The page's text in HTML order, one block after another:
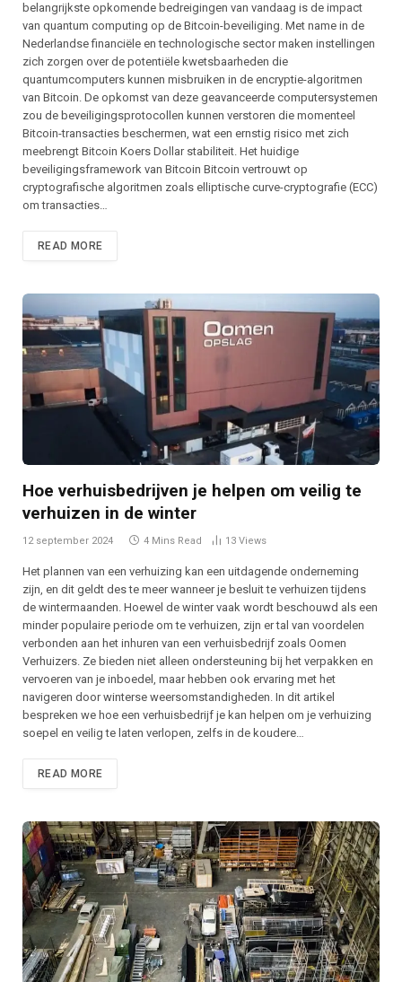
belangrijkste opkomende bedreigingen van vandaag is de impact
van quantum computing op de Bitcoin-beveiliging. Met name in de
Nederlandse financiële en technologische sector maken instellingen
zich zorgen over de potentiële kwetsbaarheden die
quantumcomputers kunnen misbruiken in de encryptie-algoritmen
van Bitcoin. De opkomst van deze geavanceerde computersystemen
zou de beveiligingsprotocollen kunnen verstoren die momenteel
Bitcoin-transacties beschermen, wat een ernstig risico met zich
meebrengt Bitcoin Koers Dollar stabiliteit. Het huidige
beveiligingsframework van Bitcoin Bitcoin vertrouwt op
cryptografische algoritmen zoals elliptische curve-cryptografie (ECC)
om transacties…
READ MORE
Hoe verhuisbedrijven je helpen om veilig te
verhuizen in de winter
12 september 2024 4 Mins Read 13 Views
Het plannen van een verhuizing kan een uitdagende onderneming
zijn, en dit geldt des te meer wanneer je besluit te verhuizen tijdens
de wintermaanden. Hoewel de winter vaak wordt beschouwd als een
minder populaire periode om te verhuizen, zijn er tal van voordelen
verbonden aan het inhuren van een verhuisbedrijf zoals Oomen
Verhuizers. Ze bieden niet alleen ondersteuning bij het verpakken en
vervoeren van je inboedel, maar hebben ook ervaring met het
navigeren door winterse weersomstandigheden. In dit artikel
bespreken we hoe een verhuisbedrijf je kan helpen om je verhuizing
soepel en veilig te laten verlopen, zelfs in de koudere…
READ MORE